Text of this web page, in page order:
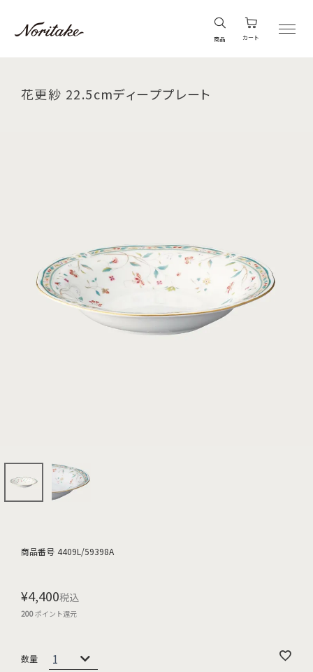
商品 カート
花更紗 22.5cmディーププレート
商品番号 4409L/59398A
¥4,400税込
200ポイント還元